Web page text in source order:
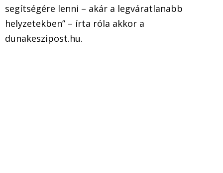
segítségére lenni – akár a legváratlanabb
helyzetekben” – írta róla akkor a
dunakeszipost.hu.